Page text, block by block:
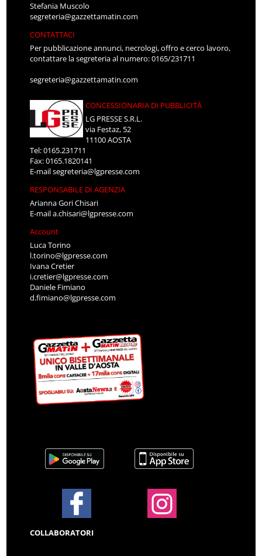
Stefania Muscolo
segreteria@gazzettamatin.com
CONTATTACI
Per pubblicazione annunci, necrologi, offro e cerco lavoro,
contattare la segreteria al numero: 0165/231711
segreteria@gazzettamatin.com
CONCESSIONARIA DI PUBBLICITÀ
LG PRESSE S.R.L.
via Festaz, 52
11100 AOSTA
Tel: 0165.231711
Fax: 0165.1820141
E-mailsegreteria@lgpresse.com
RESPONSABILE DI AGENZIA
Arianna Gori Chisari
E-maila.chisari@lgpresse.com
Account
Luca Torino
l.torino@lgpresse.com
Ivana Cretier
i.cretier@lgpresse.com
Daniele Fimiano
d.fimiano@lgpresse.com
COLLABORATORI